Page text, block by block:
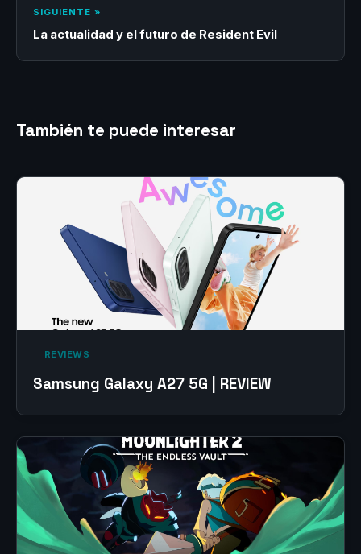
SIGUIENTE »
La actualidad y el futuro de Resident Evil
También te puede interesar
‎ REVIEWS‎
Samsung Galaxy A27 5G | REVIEW